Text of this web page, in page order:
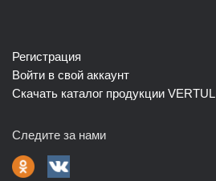
Регистрация
Войти в свой аккаунт
Скачать каталог продукции VERTUL
Следите за нами